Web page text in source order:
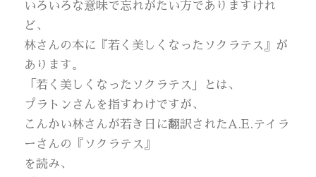
いろいろな意味で忘れがたい方でありますけれ
ど、
林さんの本に『若く美しくなったソクラテス』が
あります。
「若く美しくなったソクラテス」とは、
プラトンさんを指すわけですが、
こんかい林さんが若き日に翻訳されたA.E.テイラ
ーさんの『ソクラテス』
を読み、